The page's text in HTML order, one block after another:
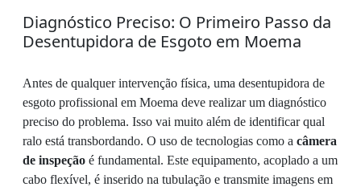
Diagnóstico Preciso: O Primeiro Passo da
Desentupidora de Esgoto em Moema
Antes de qualquer intervenção física, uma desentupidora de
esgoto profissional em Moema deve realizar um diagnóstico
preciso do problema. Isso vai muito além de identificar qual
ralo está transbordando. O uso de tecnologias como a câmera
de inspeção é fundamental. Este equipamento, acoplado a um
cabo flexível, é inserido na tubulação e transmite imagens em